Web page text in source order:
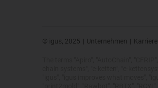
© igus, 2025 | Unternehmen | Karriere